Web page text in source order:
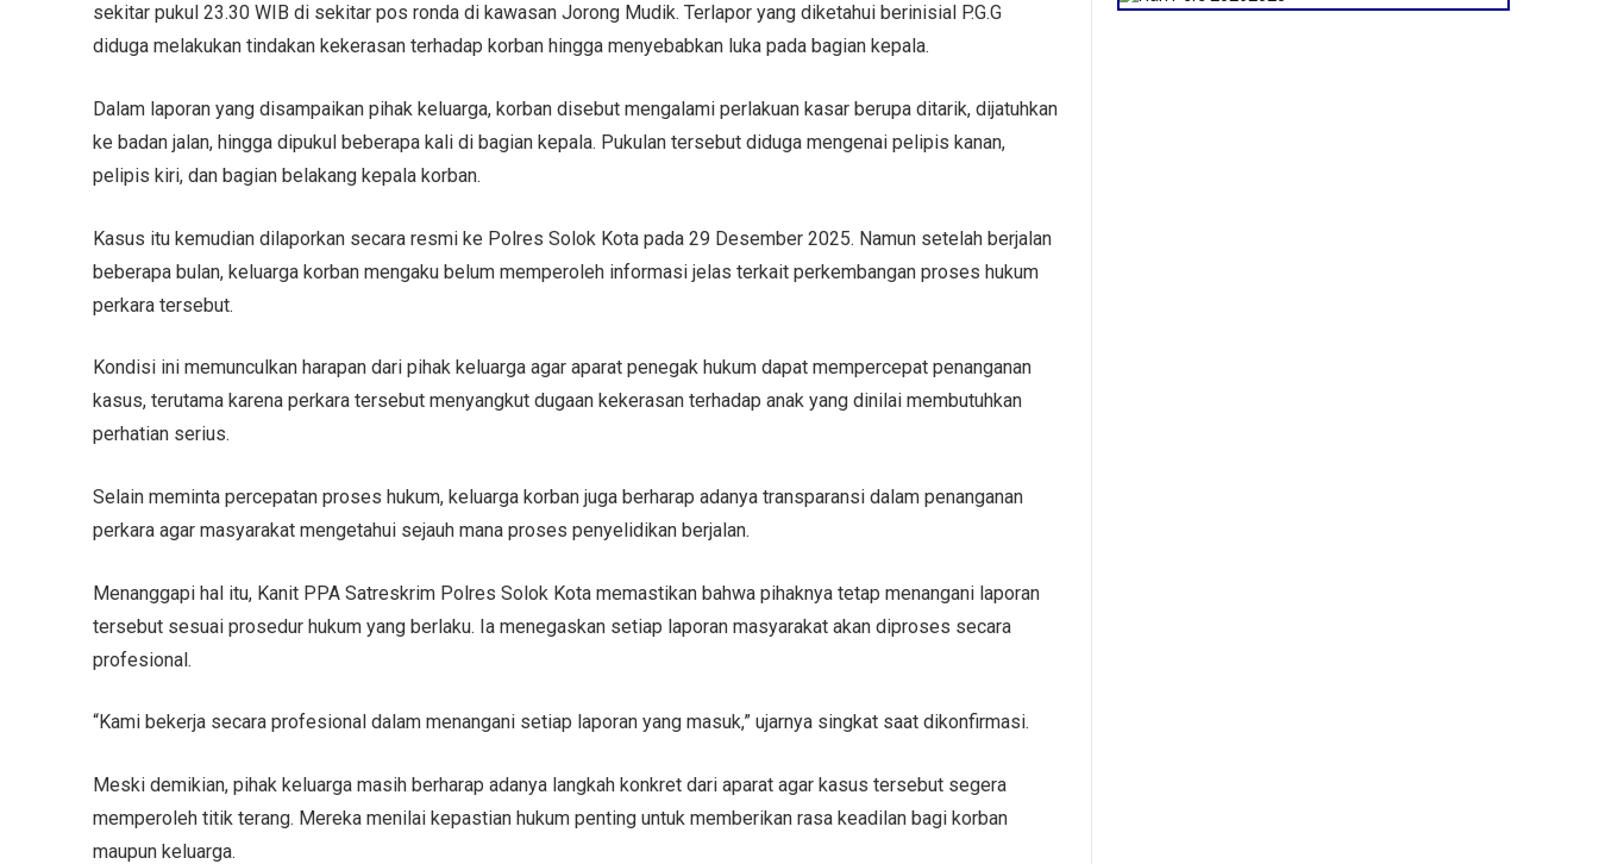
sekitar pukul 23.30 WIB di sekitar pos ronda di kawasan Jorong Mudik. Terlapor yang diketahui berinisial P.G.G
diduga melakukan tindakan kekerasan terhadap korban hingga menyebabkan luka pada bagian kepala.
Dalam laporan yang disampaikan pihak keluarga, korban disebut mengalami perlakuan kasar berupa ditarik, dijatuhkan
ke badan jalan, hingga dipukul beberapa kali di bagian kepala. Pukulan tersebut diduga mengenai pelipis kanan,
pelipis kiri, dan bagian belakang kepala korban.
Kasus itu kemudian dilaporkan secara resmi ke Polres Solok Kota pada 29 Desember 2025. Namun setelah berjalan
beberapa bulan, keluarga korban mengaku belum memperoleh informasi jelas terkait perkembangan proses hukum
perkara tersebut.
Kondisi ini memunculkan harapan dari pihak keluarga agar aparat penegak hukum dapat mempercepat penanganan
kasus, terutama karena perkara tersebut menyangkut dugaan kekerasan terhadap anak yang dinilai membutuhkan
perhatian serius.
Selain meminta percepatan proses hukum, keluarga korban juga berharap adanya transparansi dalam penanganan
perkara agar masyarakat mengetahui sejauh mana proses penyelidikan berjalan.
Menanggapi hal itu, Kanit PPA Satreskrim Polres Solok Kota memastikan bahwa pihaknya tetap menangani laporan
tersebut sesuai prosedur hukum yang berlaku. Ia menegaskan setiap laporan masyarakat akan diproses secara
profesional.
“Kami bekerja secara profesional dalam menangani setiap laporan yang masuk,” ujarnya singkat saat dikonfirmasi.
Meski demikian, pihak keluarga masih berharap adanya langkah konkret dari aparat agar kasus tersebut segera
memperoleh titik terang. Mereka menilai kepastian hukum penting untuk memberikan rasa keadilan bagi korban
maupun keluarga.